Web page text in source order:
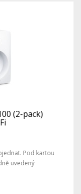
(2-pack)
Pod kartou
uvedený